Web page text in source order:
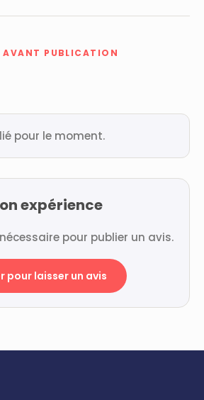
AVANT PUBLICATION
pour le moment.
expérience
pour publier un avis.
pour laisser un avis